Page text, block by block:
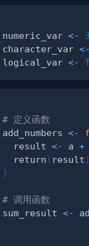
numeric_var <-
character_var <-
logical_var <-
# 定义函数
add_numbers <-
  result
<- a +
  return
( result)
}
# 调用函数
sum_result <-